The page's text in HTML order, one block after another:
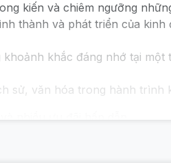
kiến và chiêm ngưỡng
thành và phát triển của kinh
khắc đáng nhớ tại một
sử, văn hóa trong hành trình
nhiều ưu đãi hấp dẫn.